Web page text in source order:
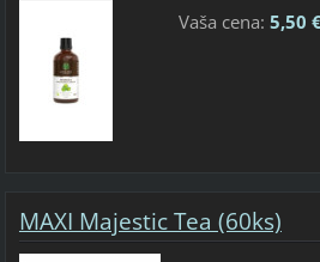
Vaša cena: 5,50
MAXI Majestic Tea (60ks)